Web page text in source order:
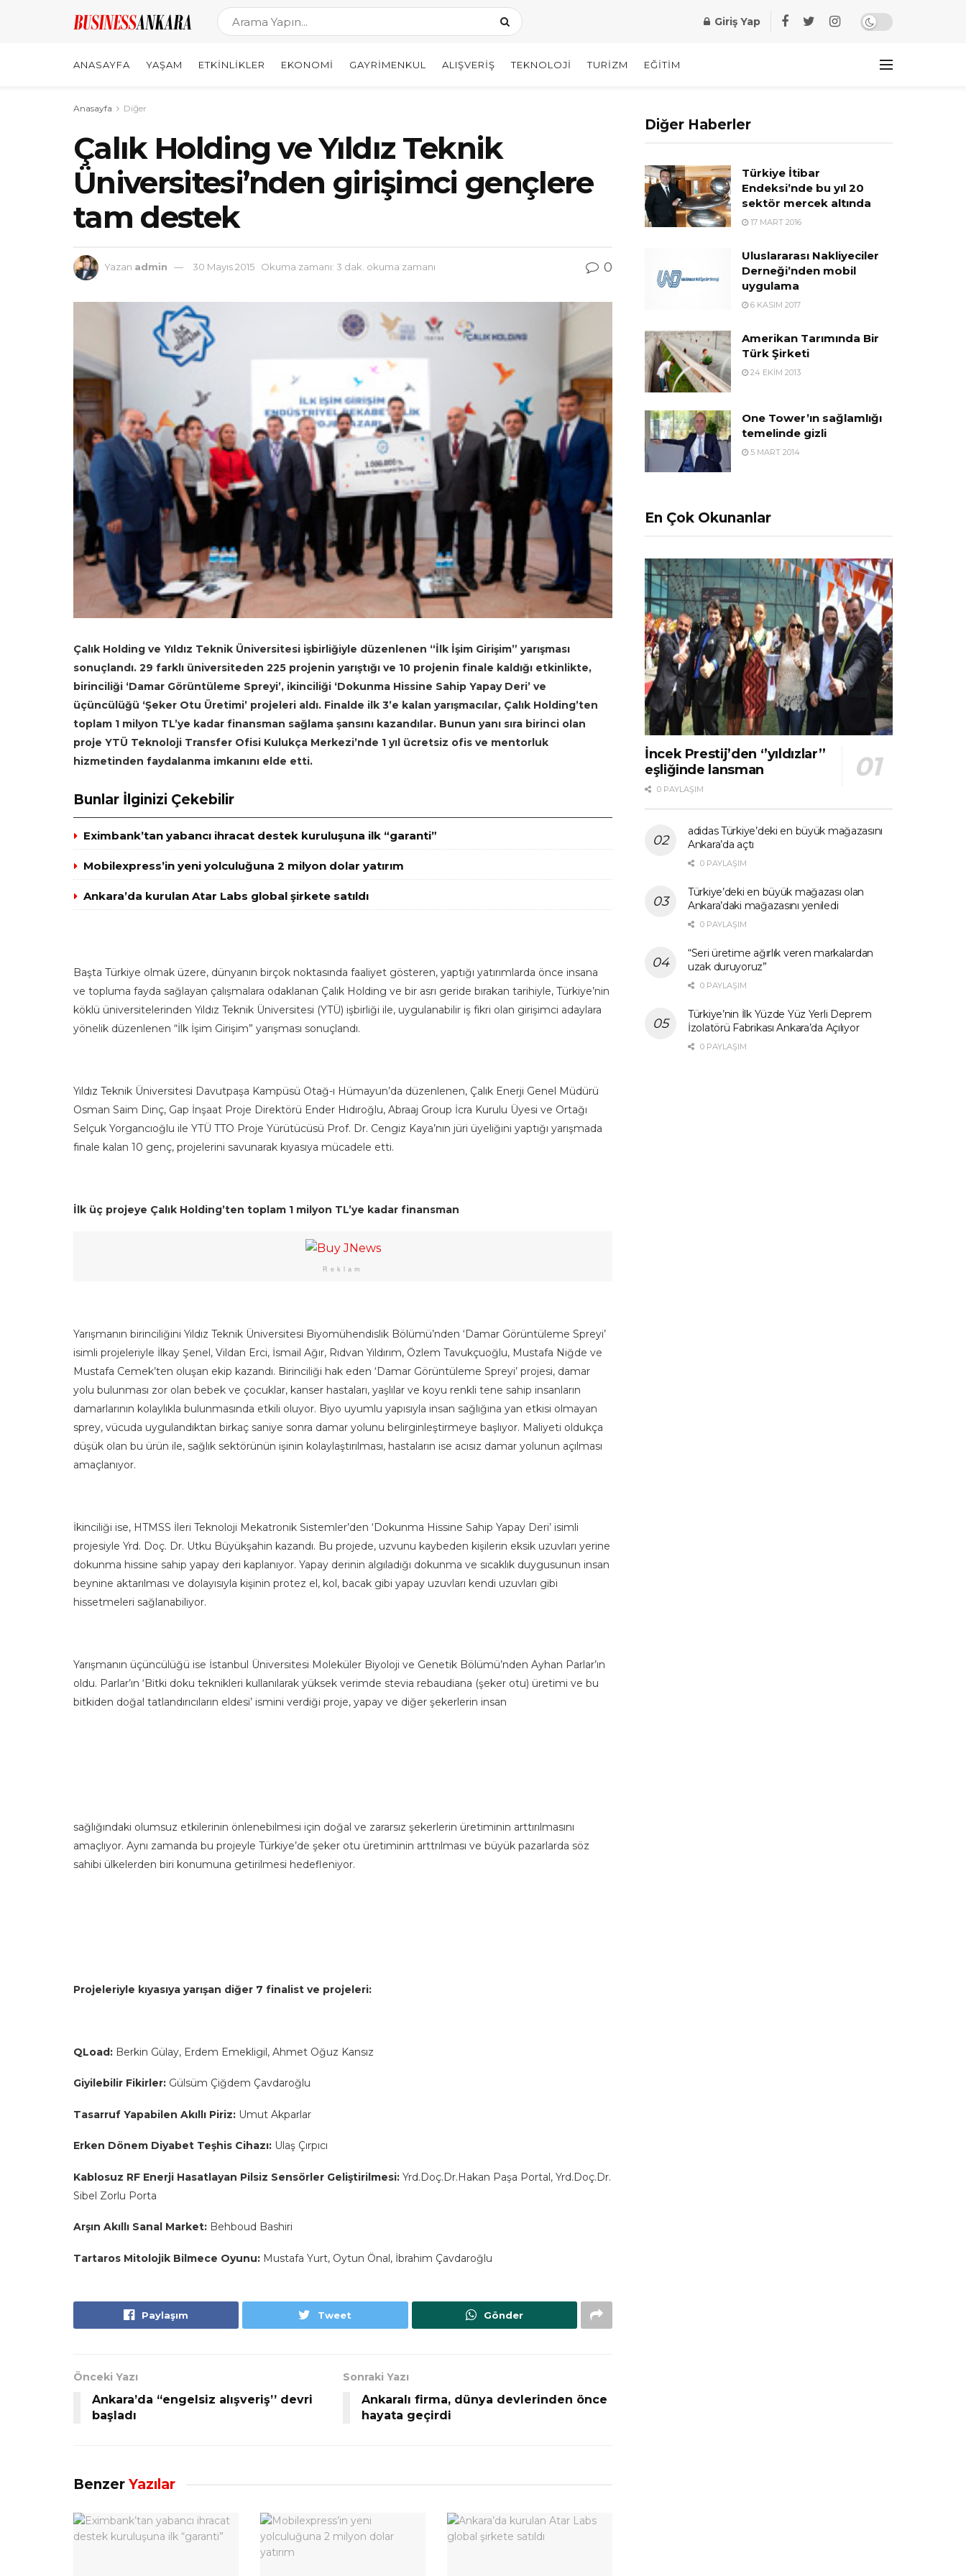
Giriş Yap
ANASAYFA YAŞAM ETKINLIKLER EKONOMI GAYRIMENKUL ALIŞVERIŞ TEKNOLOJI TURIZM EĞITIM
Anasayfa Diğer
Çalık Holding ve Yıldız Teknik
Üniversitesi’nden girişimci gençlere
tam destek
Yazan admin 30 Mayıs 2015 Okuma zamanı: 3 dak. okuma zamanı 0
Çalık Holding ve Yıldız Teknik Üniversitesi işbirliğiyle düzenlenen “İlk İşim Girişim” yarışması
sonuçlandı. 29 farklı üniversiteden 225 projenin yarıştığı ve 10 projenin finale kaldığı etkinlikte,
birinciliği ‘Damar Görüntüleme Spreyi’, ikinciliği ‘Dokunma Hissine Sahip Yapay Deri’ ve
üçüncülüğü ‘Şeker Otu Üretimi’ projeleri aldı. Finalde ilk 3’e kalan yarışmacılar, Çalık Holding’ten
toplam 1 milyon TL’ye kadar finansman sağlama şansını kazandılar. Bunun yanı sıra birinci olan
proje YTÜ Teknoloji Transfer Ofisi Kulukça Merkezi’nde 1 yıl ücretsiz ofis ve mentorluk
hizmetinden faydalanma imkanını elde etti.
Bunlar İlginizi Çekebilir
Eximbank’tan yabancı ihracat destek kuruluşuna ilk “garanti”
Mobilexpress’in yeni yolculuğuna 2 milyon dolar yatırım
Ankara’da kurulan Atar Labs global şirkete satıldı
Başta Türkiye olmak üzere, dünyanın birçok noktasında faaliyet gösteren, yaptığı yatırımlarda önce insana
ve topluma fayda sağlayan çalışmalara odaklanan Çalık Holding ve bir asrı geride bırakan tarihiyle, Türkiye’nin
köklü üniversitelerinden Yıldız Teknik Üniversitesi (YTÜ) işbirliği ile, uygulanabilir iş fikri olan girişimci adaylara
yönelik düzenlenen “İlk İşim Girişim” yarışması sonuçlandı.
Yıldız Teknik Üniversitesi Davutpaşa Kampüsü Otağ-ı Hümayun’da düzenlenen, Çalık Enerji Genel Müdürü
Osman Saim Dinç, Gap İnşaat Proje Direktörü Ender Hıdıroğlu, Abraaj Group İcra Kurulu Üyesi ve Ortağı
Selçuk Yorgancıoğlu ile YTÜ TTO Proje Yürütücüsü Prof. Dr. Cengiz Kaya’nın jüri üyeliğini yaptığı yarışmada
finale kalan 10 genç, projelerini savunarak kıyasıya mücadele etti.
İlk üç projeye Çalık Holding’ten toplam 1 milyon TL’ye kadar finansman
Reklam
Yarışmanın birinciliğini Yıldız Teknik Üniversitesi Biyomühendislik Bölümü’nden ‘Damar Görüntüleme Spreyi’
isimli projeleriyle İlkay Şenel, Vildan Erci, İsmail Ağır, Rıdvan Yıldırım, Özlem Tavukçuoğlu, Mustafa Niğde ve
Mustafa Cemek’ten oluşan ekip kazandı. Birinciliği hak eden ‘Damar Görüntüleme Spreyi’ projesi, damar
yolu bulunması zor olan bebek ve çocuklar, kanser hastaları, yaşlılar ve koyu renkli tene sahip insanların
damarlarının kolaylıkla bulunmasında etkili oluyor. Biyo uyumlu yapısıyla insan sağlığına yan etkisi olmayan
sprey, vücuda uygulandıktan birkaç saniye sonra damar yolunu belirginleştirmeye başlıyor. Maliyeti oldukça
düşük olan bu ürün ile, sağlık sektörünün işinin kolaylaştırılması, hastaların ise acısız damar yolunun açılması
amaçlanıyor.
İkinciliği ise, HTMSS İleri Teknoloji Mekatronik Sistemler’den ‘Dokunma Hissine Sahip Yapay Deri’ isimli
projesiyle Yrd. Doç. Dr. Utku Büyükşahin kazandı. Bu projede, uzvunu kaybeden kişilerin eksik uzuvları yerine
dokunma hissine sahip yapay deri kaplanıyor. Yapay derinin algıladığı dokunma ve sıcaklık duygusunun insan
beynine aktarılması ve dolayısıyla kişinin protez el, kol, bacak gibi yapay uzuvları kendi uzuvları gibi
hissetmeleri sağlanabiliyor.
Yarışmanın üçüncülüğü ise İstanbul Üniversitesi Moleküler Biyoloji ve Genetik Bölümü’nden Ayhan Parlar’ın
oldu. Parlar’ın ‘Bitki doku teknikleri kullanılarak yüksek verimde stevia rebaudiana (şeker otu) üretimi ve bu
bitkiden doğal tatlandırıcıların eldesi’ ismini verdiği proje, yapay ve diğer şekerlerin insan
sağlığındaki olumsuz etkilerinin önlenebilmesi için doğal ve zararsız şekerlerin üretiminin arttırılmasını
amaçlıyor. Aynı zamanda bu projeyle Türkiye’de şeker otu üretiminin arttrılması ve büyük pazarlarda söz
sahibi ülkelerden biri konumuna getirilmesi hedefleniyor.
Projeleriyle kıyasıya yarışan diğer 7 finalist ve projeleri:
QLoad: Berkin Gülay, Erdem Emekligil, Ahmet Oğuz Kansız
Giyilebilir Fikirler: Gülsüm Çiğdem Çavdaroğlu
Tasarruf Yapabilen Akıllı Piriz: Umut Akparlar
Erken Dönem Diyabet Teşhis Cihazı: Ulaş Çırpıcı
Kablosuz RF Enerji Hasatlayan Pilsiz Sensörler Geliştirilmesi: Yrd.Doç.Dr.Hakan Paşa Portal, Yrd.Doç.Dr.
Sibel Zorlu Porta
Arşın Akıllı Sanal Market: Behboud Bashiri
Tartaros Mitolojik Bilmece Oyunu: Mustafa Yurt, Oytun Önal, İbrahim Çavdaroğlu
Paylaşım Tweet Gönder
Önceki Yazı
Ankara’da “engelsiz alışveriş’’ devri
başladı
Sonraki Yazı
Ankaralı firma, dünya devlerinden önce
hayata geçirdi
Benzer Yazılar
Diğer Haberler
Türkiye İtibar
Endeksi’nde bu yıl 20
sektör mercek altında
17 MART 2016
Uluslararası Nakliyeciler
Derneği’nden mobil
uygulama
6 KASIM 2017
Amerikan Tarımında Bir
Türk Şirketi
24 EKIM 2013
One Tower’ın sağlamlığı
temelinde gizli
5 MART 2014
En Çok Okunanlar
İncek Prestij’den ‘’yıldızlar’’
eşliğinde lansman
0 PAYLAŞIM
adidas Türkiye’deki en büyük mağazasını
Ankara’da açtı
0 PAYLAŞIM
Türkiye’deki en büyük mağazası olan
Ankara’daki mağazasını yeniledi
0 PAYLAŞIM
“Seri üretime ağırlık veren markalardan
uzak duruyoruz”
0 PAYLAŞIM
Türkiye’nin İlk Yüzde Yüz Yerli Deprem
İzolatörü Fabrikası Ankara’da Açılıyor
0 PAYLAŞIM